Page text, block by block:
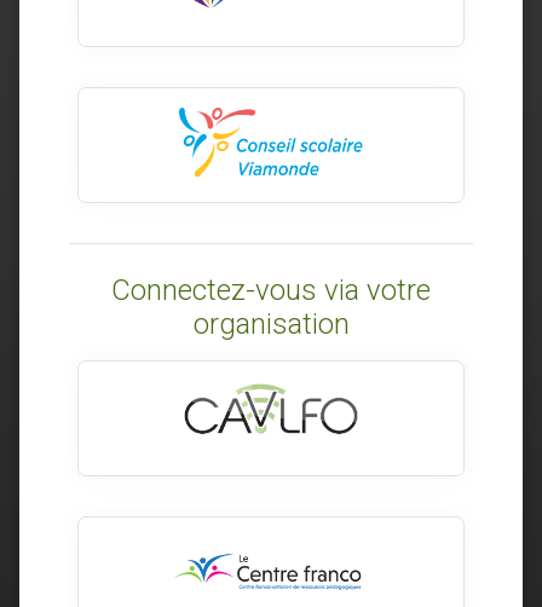
Connectez-vous via votre
organisation